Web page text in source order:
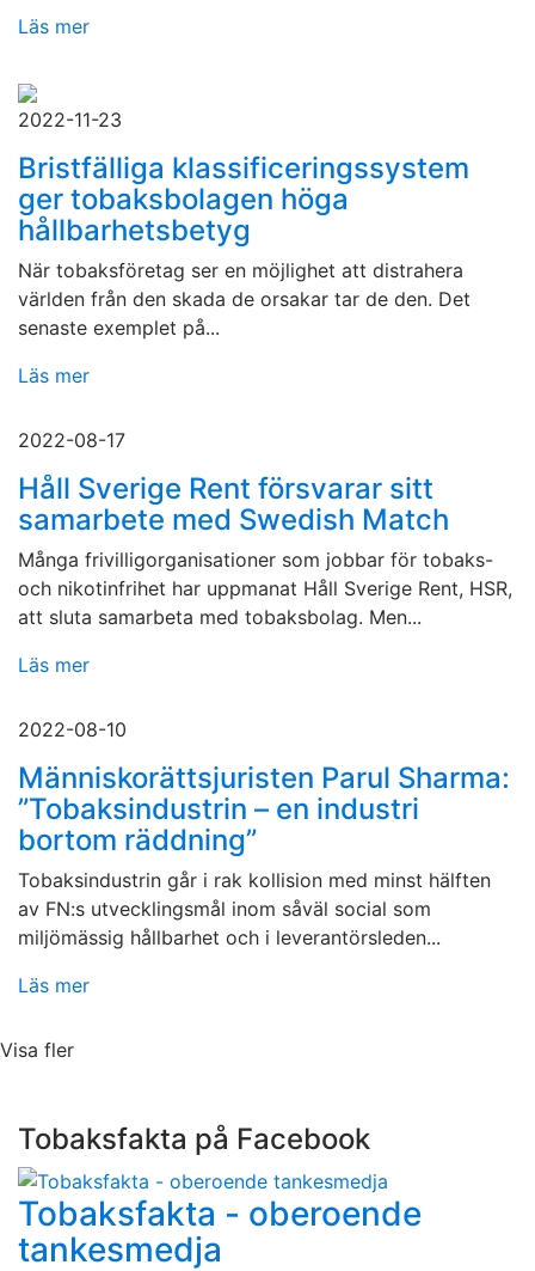
Läs mer
2022-11-23
Bristfälliga klassificeringssystem
ger tobaksbolagen höga
hållbarhetsbetyg
När tobaksföretag ser en möjlighet att distrahera
världen från den skada de orsakar tar de den. Det
senaste exemplet på...
Läs mer
2022-08-17
Håll Sverige Rent försvarar sitt
samarbete med Swedish Match
Många frivilligorganisationer som jobbar för tobaks-
och nikotinfrihet har uppmanat Håll Sverige Rent, HSR,
att sluta samarbeta med tobaksbolag. Men...
Läs mer
2022-08-10
Människorättsjuristen Parul Sharma:
”Tobaksindustrin – en industri
bortom räddning”
Tobaksindustrin går i rak kollision med minst hälften
av FN:s utvecklingsmål inom såväl social som
miljömässig hållbarhet och i leverantörsleden...
Läs mer
Visa fler
Tobaksfakta på Facebook
Tobaksfakta - oberoende
tankesmedja